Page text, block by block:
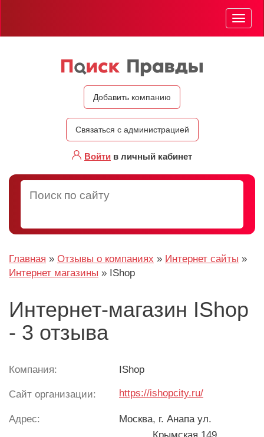
Добавить компанию
Связаться с администрацией
Войти в личный кабинет
Меню
Главная » Отзывы о компаниях » Интернет сайты »
Интернет магазины » IShop
Интернет-магазин IShop
- 3 отзыва
Компания: IShop
Сайт организации: https://ishopcity.ru/
Адрес: Москва, г. Анапа ул.